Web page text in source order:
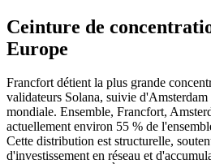
Ceinture de
Europe
Francfort détient la plus grande
validateurs Solana, suivie
mondiale. Ensemble, Francfort,
actuellement environ 55 % de
Cette distribution est structurelle,
d'investissement en réseau et